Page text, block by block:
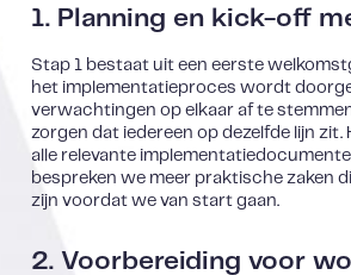
1. Planning en kick-off
Stap 1 bestaat uit een eerste
het implementatieproces wordt
verwachtingen op elkaar af te
zorgen dat iedereen op dezelfde lijn zit.
alle relevante
bespreken we meer praktische zaken
zijn voordat we van start gaan.
2. Voorbereiding voor